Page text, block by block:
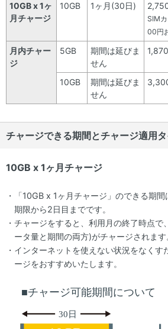
10GB x 1ヶ
月チャージ
10GB 1ヶ月(30日)
SIM
00円
月内チャー
ジ
5GB
期間は延びま
せん
10GB
期間は延びま
せん
チャージできる期間とチャージ適用
10GB x 1ヶ月チャージ
「10GB x 1ヶ月チャージ」のできる期
期限から2日目までです。
チャージをすると、利用月の終了時点で
ータ量と期間の両方)がチャージされます
インターネットを使えない状況をなくす
ージをおすすめいたします。